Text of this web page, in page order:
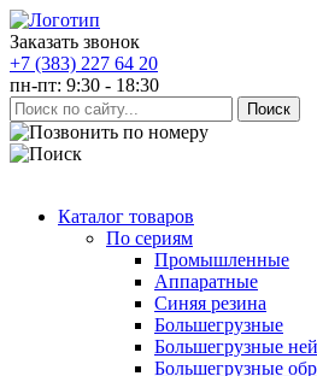
Заказать звонок
+7 (383) 227 64 20
пн-пт: 9:30 - 18:30
Каталог товаров
По сериям
Промышленные
Аппаратные
Синяя резина
Большегрузные
Большегрузные
Большегрузные